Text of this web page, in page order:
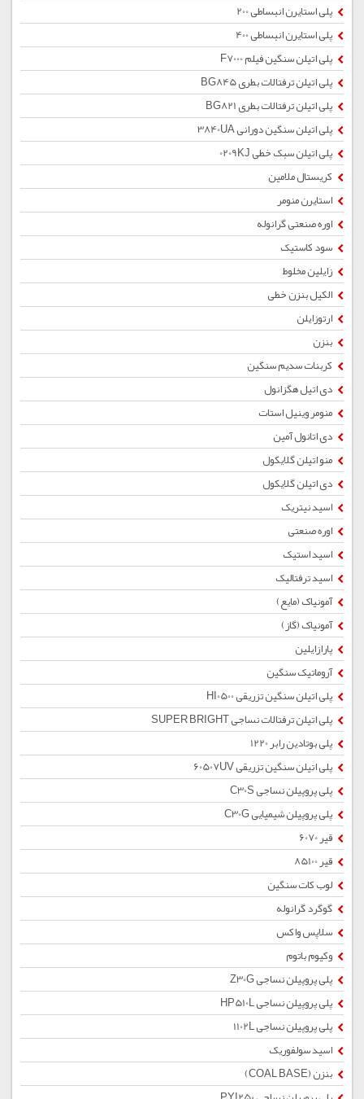
پلی استایرن انبساطی 200
پلی استایرن انبساطی 400
پلی اتیلن سنگین فیلم F7000
پلی اتیلن ترفتالات بطری BG845
پلی اتیلن ترفتالات بطری BG821
پلی اتیلن سنگین دورانی 3840UA
پلی اتیلن سبک خطی 0209KJ
کریستال ملامین
استایرن منومر
اوره صنعتی گرانوله
سود کاستیک
زایلین مخلوط
الکیل بنزن خطی
ارتوزایلن
بنزن
کربنات سدیم سنگین
دی اتیل هگزانول
منومر وینیل استات
دی اتانول آمین
منو اتیلن گلایکول
دی اتیلن گلایکول
اسید نیتریک
اوره صنعتی
اسید استیک
اسید ترفتالیک
آمونیاک (مایع)
آمونیاک (گاز)
پارازایلین
آروماتیک سنگین
پلی اتیلن سنگین تزریقی HI0500
پلی اتیلن ترفتالات نساجی SUPER BRIGHT
پلی بوتادین رابر 1220
پلی اتیلن سنگین تزریقی 60507UV
پلی پروپیلن نساجی C30S
پلی پروپیلن شیمیایی C30G
قیر 6070
قیر 85100
لوب کات سنگین
گوگرد گرانوله
سلاپس واکس
وکیوم باتوم
پلی پروپیلن نساجی Z30G
پلی پروپیلن نساجی HP510L
پلی پروپیلن نساجی 1102L
اسید سولفوریک
بنزن (COAL BASE)